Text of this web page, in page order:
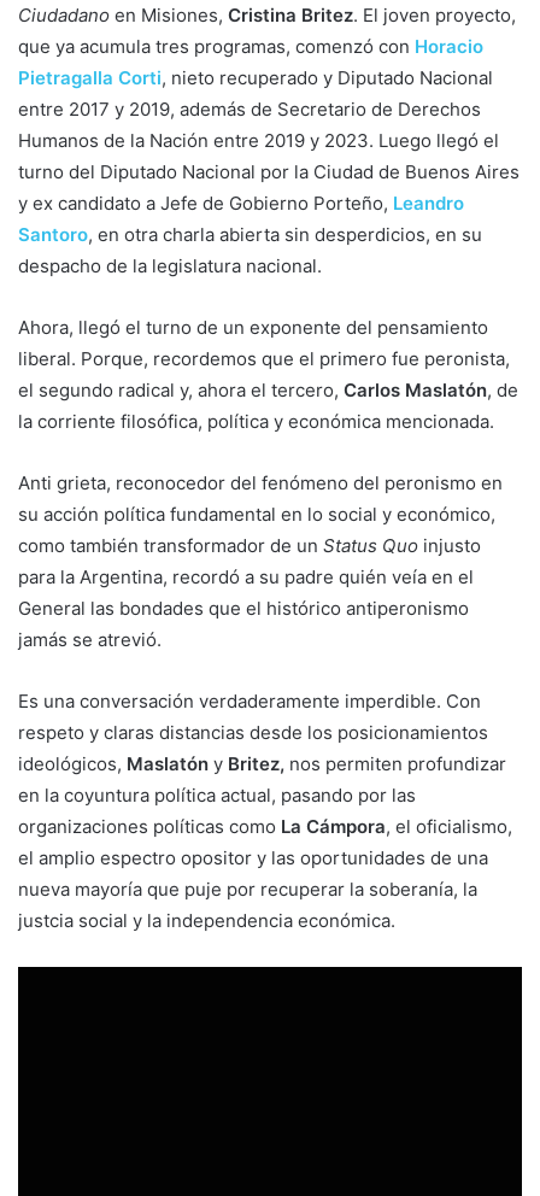
Ciudadano en Misiones, Cristina Britez. El joven proyecto,
que ya acumula tres programas, comenzó con Horacio
Pietragalla Corti, nieto recuperado y Diputado Nacional
entre 2017 y 2019, además de Secretario de Derechos
Humanos de la Nación entre 2019 y 2023. Luego llegó el
turno del Diputado Nacional por la Ciudad de Buenos Aires
y ex candidato a Jefe de Gobierno Porteño, Leandro
Santoro, en otra charla abierta sin desperdicios, en su
despacho de la legislatura nacional.
Ahora, llegó el turno de un exponente del pensamiento
liberal. Porque, recordemos que el primero fue peronista,
el segundo radical y, ahora el tercero, Carlos Maslatón, de
la corriente filosófica, política y económica mencionada.
Anti grieta, reconocedor del fenómeno del peronismo en
su acción política fundamental en lo social y económico,
como también transformador de un Status Quo injusto
para la Argentina, recordó a su padre quién veía en el
General las bondades que el histórico antiperonismo
jamás se atrevió.
Es una conversación verdaderamente imperdible. Con
respeto y claras distancias desde los posicionamientos
ideológicos, Maslatón y Britez, nos permiten profundizar
en la coyuntura política actual, pasando por las
organizaciones políticas como La Cámpora, el oficialismo,
el amplio espectro opositor y las oportunidades de una
nueva mayoría que puje por recuperar la soberanía, la
justcia social y la independencia económica.